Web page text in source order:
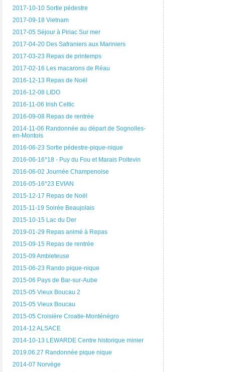
2017-10-10 Sortie pédestre
2017-09-18 Vietnam
2017-05 Séjour à Piriac Sur mer
2017-04-20 Des Safraniers aux Mariniers
2017-03-23 Repas de printemps
2017-02-16 Les macarons de Réau
2016-12-13 Repas de Noël
2016-12-08 LIDO
2016-11-06 Irish Celtic
2016-09-08 Repas de rentrée
2014-11-06 Randonnée au départ de Sognolles-
en-Montois
2016-06-23 Sortie pédestre-pique-nique
2016-06-16*18 - Puy du Fou et Marais Poitevin
2016-06-02 Journée Champenoise
2016-05-16*23 EVIAN
2015-12-17 Repas de Noël
2015-11-19 Soirée Beaujolais
2015-10-15 Lac du Der
2019-01-29 Repas animé à Repas
2015-09-15 Repas de rentrée
2015-09 Ambleteuse
2015-06-23 Rando pique-nique
2015-06 Pays de Bar-sur-Aube
2015-05 Vieux Boucau 2
2015-05 Vieux Boucau
2015-05 Croisière Croatie-Monténégro
2014-12 ALSACE
2014-10-13 LEWARDE Centre historique minier
2019.06.27 Randonnée pique nique
2014-07 Norvège